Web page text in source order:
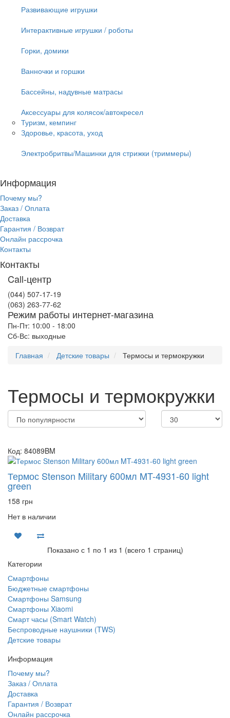
Развивающие игрушки
Интерактивные игрушки / роботы
Горки, домики
Ванночки и горшки
Бассейны, надувные матрасы
Аксессуары для колясок/автокресел
Туризм, кемпинг
Здоровье, красота, уход
Электробритвы/Машинки для стрижки (триммеры)
Информация
Почему мы?
Заказ / Оплата
Доставка
Гарантия / Возврат
Онлайн рассрочка
Контакты
Контакты
Call-центр
(044) 507-17-19
(063) 263-77-62
Режим работы интернет-магазина
Пн-Пт: 10:00 - 18:00
Сб-Вс: выходные
Главная
Детские товары Термосы и термокружки
Термосы и термокружки
Код: 84089BM
Термос Stenson Military 600мл MT-4931-60 light
green
158 грн
Нет в наличии
Показано с 1 по 1 из 1 (всего 1 страниц)
Категории
Смартфоны
Бюджетные смартфоны
Смартфоны Samsung
Смартфоны Xiaomi
Смарт часы (Smart Watch)
Беспроводные наушники (TWS)
Детские товары
Информация
Почему мы?
Заказ / Оплата
Доставка
Гарантия / Возврат
Онлайн рассрочка